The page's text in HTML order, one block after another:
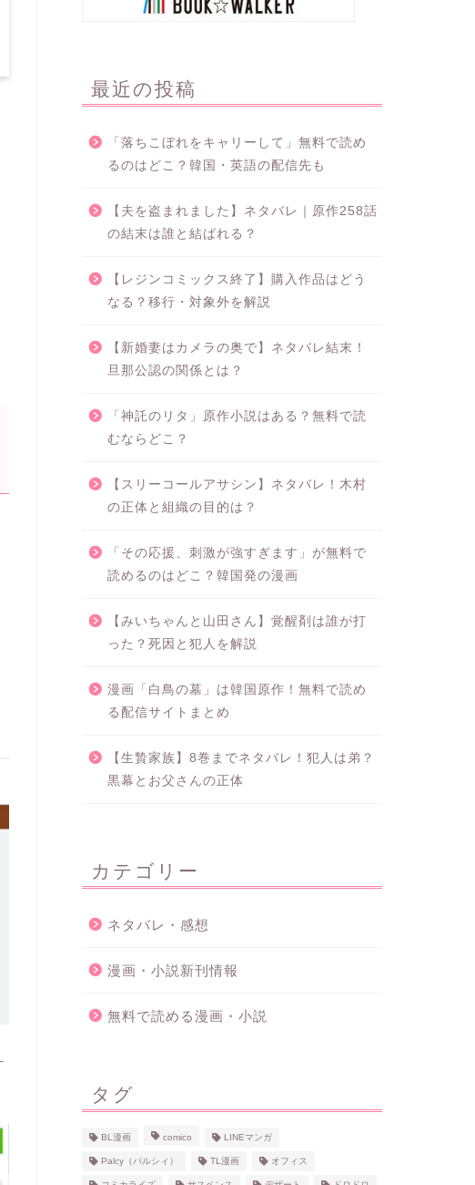
最近の投稿
「落ちこぼれをキャリーして」無料で読め
るのはどこ？韓国・英語の配信先も
【夫を盗まれました】ネタバレ｜原作258話
の結末は誰と結ばれる？
【レジンコミックス終了】購入作品はどう
なる？移行・対象外を解説
【新婚妻はカメラの奥で】ネタバレ結末！
旦那公認の関係とは？
「神託のリタ」原作小説はある？無料で読
むならどこ？
【スリーコールアサシン】ネタバレ！木村
の正体と組織の目的は？
「その応援、刺激が強すぎます」が無料で
読めるのはどこ？韓国発の漫画
【みいちゃんと山田さん】覚醒剤は誰が打
った？死因と犯人を解説
漫画「白鳥の墓」は韓国原作！無料で読め
る配信サイトまとめ
【生贄家族】8巻までネタバレ！犯人は弟？
黒幕とお父さんの正体
カテゴリー
ネタバレ・感想
漫画・小説新刊情報
無料で読める漫画・小説
タグ
BL漫画 comico LINEマンガ
Palcy（パルシィ） TL漫画 オフィス